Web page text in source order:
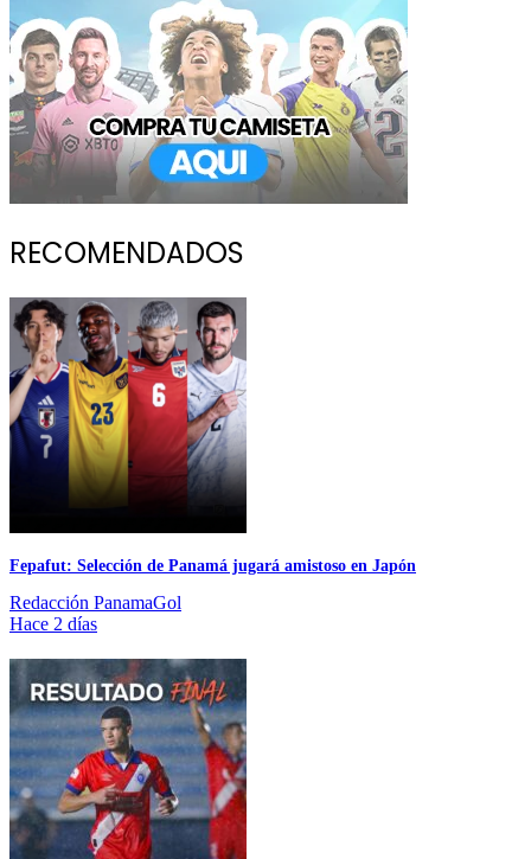
RECOMENDADOS
Fepafut: Selección de Panamá jugará amistoso en Japón
Redacción PanamaGol
Hace 2 días